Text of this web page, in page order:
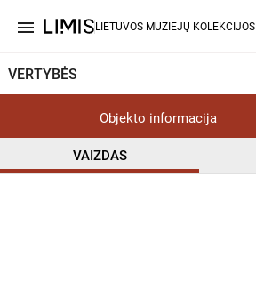
menu LIETUVOS MUZIEJŲ KOLEKCIJOS
VERTYBĖS
Objekto informacija
VAIZDAS